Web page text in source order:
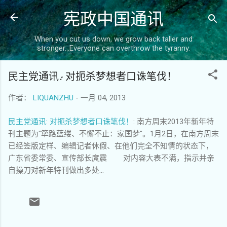
跳至主要内容
宪政中国通讯
When you cut us down, we grow back taller and
stronger...Everyone can overthrow the tyranny.
民主党通讯: 对扼杀梦想者口诛笔伐！
作者： LIQUANZHU - 一月 04, 2013
民主党通讯: 对扼杀梦想者口诛笔伐！ : 南方周末2013年新年特
刊主题为"筚路蓝缕、不懈不止：家国梦"。1月2日，在南方周末
已经签版定样、编辑记者休假、在他们完全不知情的状态下，
广东省委常委、宣传部长庹震 对内容大表不满，指示并亲
自操刀对新年特刊做出多处...